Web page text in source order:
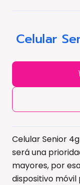
Celular
Celular Senior
será una
mayores, por
dispositivo